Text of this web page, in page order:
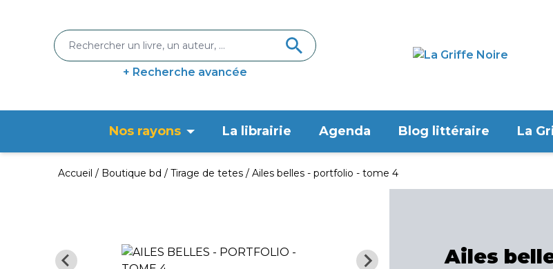
+ Recherche avancée
Nos rayons La librairie Agenda Blog littéraire La
Accueil Boutique bd Tirage de tetes Ailes belles - portfolio - tome 4
Ailes